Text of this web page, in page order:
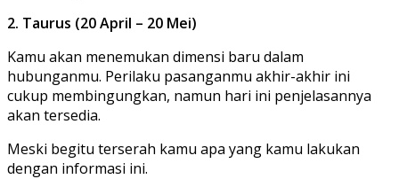
2. Taurus (20 April – 20 Mei)
Kamu akan menemukan dimensi baru dalam
hubunganmu. Perilaku pasanganmu akhir-akhir ini
cukup membingungkan, namun hari ini penjelasannya
akan tersedia.
Meski begitu terserah kamu apa yang kamu lakukan
dengan informasi ini.